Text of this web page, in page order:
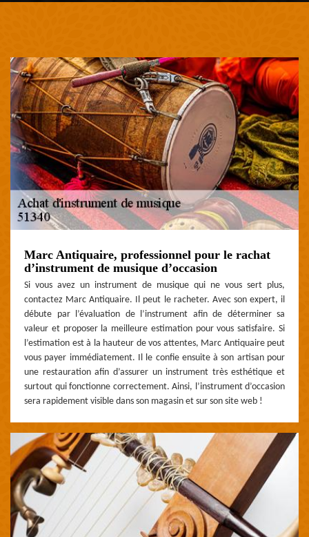
Marc Antiquaire, professionnel pour le rachat
d’instrument de musique d’occasion
Si vous avez un instrument de musique qui ne vous sert plus,
contactez Marc Antiquaire. Il peut le racheter. Avec son expert, il
débute par l’évaluation de l’instrument afin de déterminer sa
valeur et proposer la meilleure estimation pour vous satisfaire. Si
l’estimation est à la hauteur de vos attentes, Marc Antiquaire peut
vous payer immédiatement. Il le confie ensuite à son artisan pour
une restauration afin d’assurer un instrument très esthétique et
surtout qui fonctionne correctement. Ainsi, l’instrument d’occasion
sera rapidement visible dans son magasin et sur son site web !